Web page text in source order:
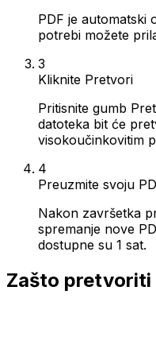
PDF je automatski
potrebi možete
3
Kliknite Pretvori
Pritisnite gumb
datoteka bit će
visokoučinkovitim
4
Preuzmite svoju
Nakon završetka
spremanje nove
dostupne su 1 sat.
Zašto pretvoriti